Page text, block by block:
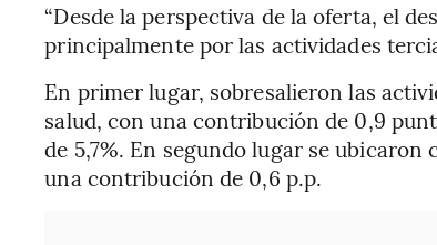
“Desde la perspectiva de la oferta, el
principalmente por las actividades
En primer lugar, sobresalieron las
salud, con una contribución de 0,9
de 5,7%. En segundo lugar se
una contribución de 0,6 p.p.